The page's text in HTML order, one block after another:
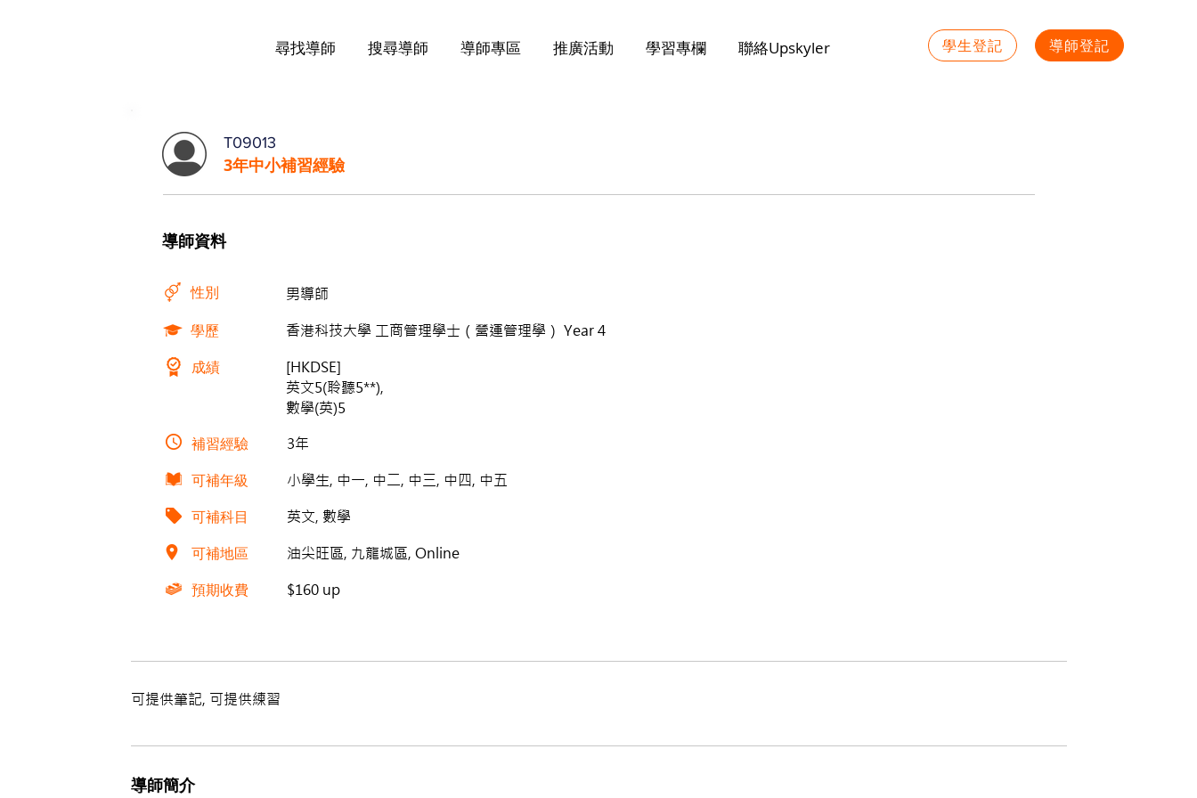
尋找導師 搜尋導師 導師專區 推廣活動 學習專欄 聯絡Upskyler 學生登記 導師登記
T09013
3年中小補習經驗
導師資料
性別 男導師
學歷 香港科技大學 工商管理學士（營運管理學） Year 4
成績
[HKDSE]
英文5(聆聽5**),
數學(英)5
補習經驗 3年
可補年級 小學生, 中一, 中二, 中三, 中四, 中五
可補科目 英文, 數學
可補地區 油尖旺區, 九龍城區, Online
預期收費 $160 up
可提供筆記, 可提供練習
導師簡介